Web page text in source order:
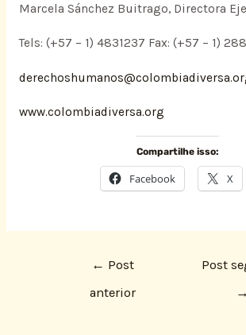
Marcela Sánchez Buitrago, Directora
Tels: (+57 – 1) 4831237 Fax: (+57 – 1)
www.colombiadiversa.org
Compartilhe isso:
Facebook X
← Post
anterior
Post
→